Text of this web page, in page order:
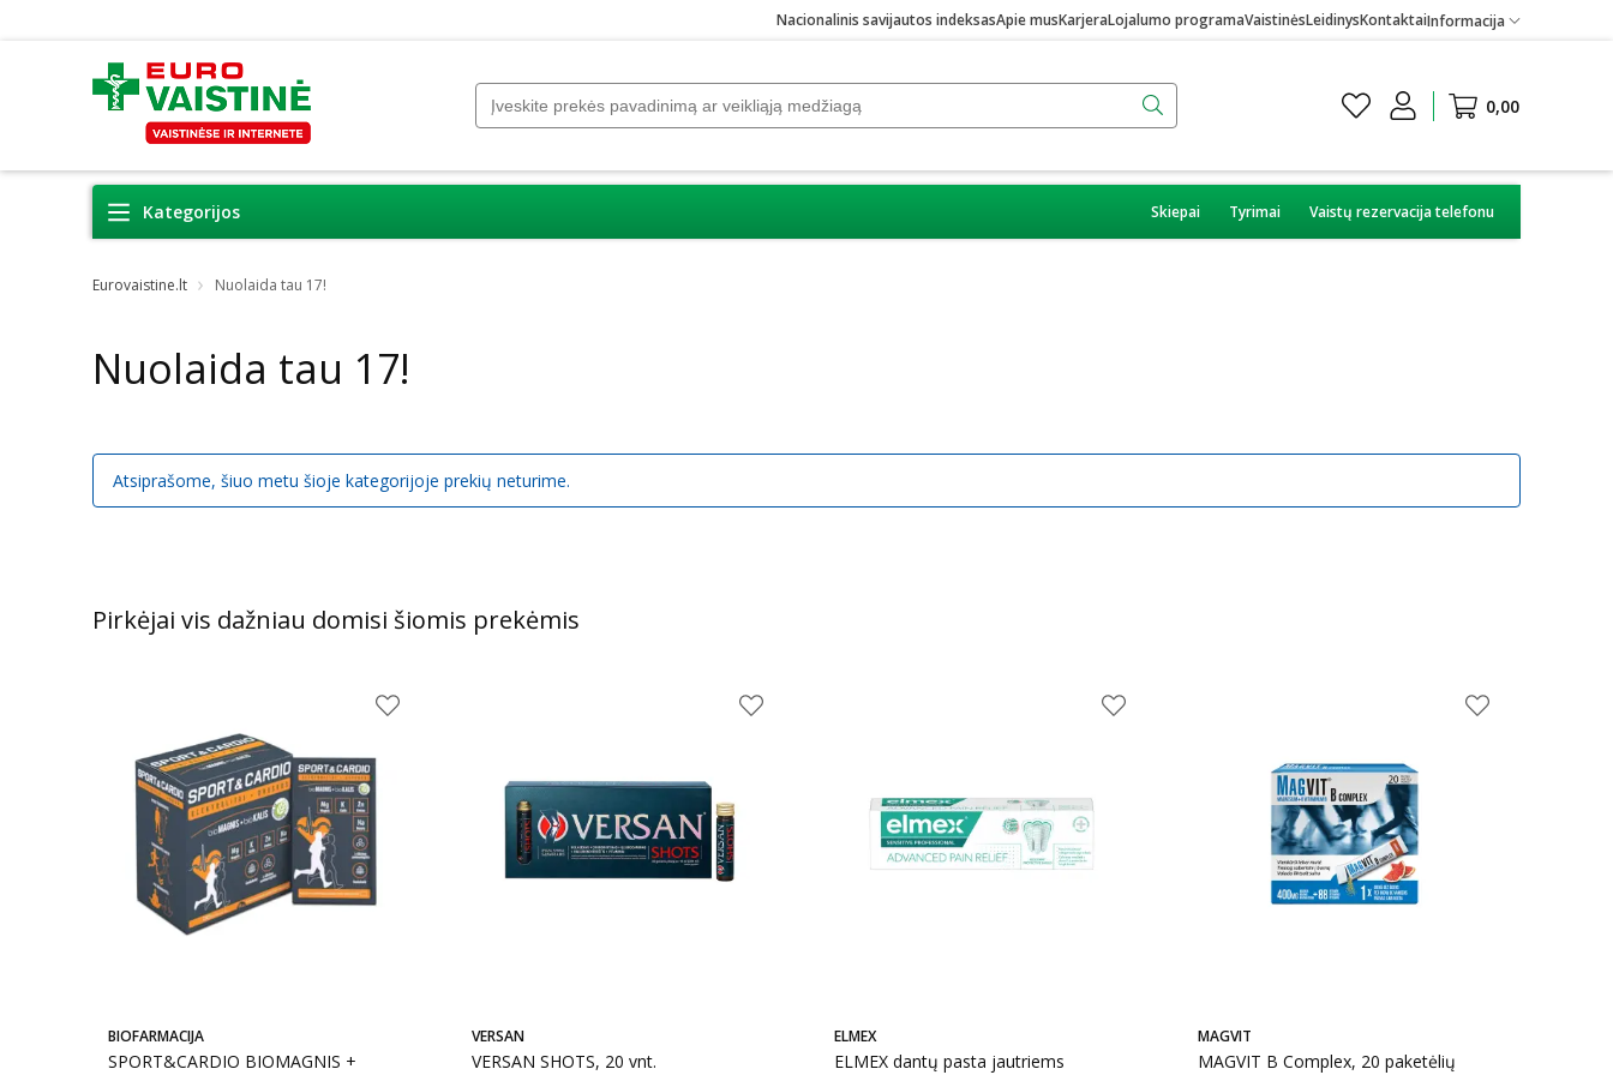
Nacionalinis savijautos indeksasApie musKarjeraLojalumo programaVaistinėsLeidinysKontaktaiInformacija
0,00
Kategorijos Skiepai Tyrimai Vaistų rezervacija telefonu
Eurovaistine.lt Nuolaida tau 17!
Nuolaida tau 17!
Atsiprašome, šiuo metu šioje kategorijoje prekių neturime.
Pirkėjai vis dažniau domisi šiomis prekėmis
BIOFARMACIJA
SPORT&CARDIO BIOMAGNIS +
VERSAN
VERSAN SHOTS, 20 vnt.
ELMEX
ELMEX dantų pasta jautriems
MAGVIT
MAGVIT B Complex, 20 paketėlių